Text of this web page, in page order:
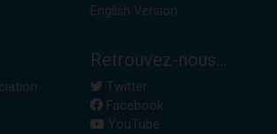
English Version
Retrouvez-nous...
Twitter
Facebook
YouTube